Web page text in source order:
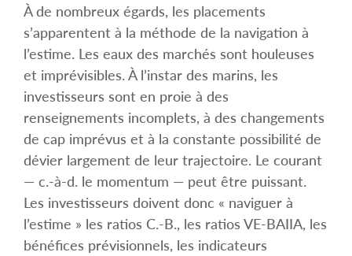
À de nombreux égards, les placements
s’apparentent à la méthode de la navigation à
l’estime. Les eaux des marchés sont houleuses
et imprévisibles. À l’instar des marins, les
investisseurs sont en proie à des
renseignements incomplets, à des changements
de cap imprévus et à la constante possibilité de
dévier largement de leur trajectoire. Le courant
— c.-à-d. le momentum — peut être puissant.
Les investisseurs doivent donc « naviguer à
l’estime » les ratios C.-B., les ratios VE-BAIIA, les
bénéfices prévisionnels, les indicateurs